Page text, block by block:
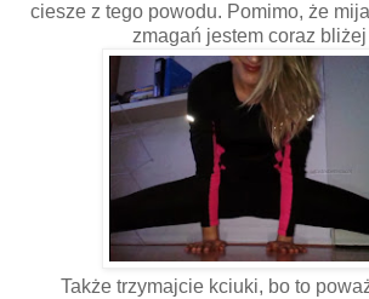
ciesze z tego powodu. Pomimo, że
zmagań jestem coraz
Także trzymajcie kciuki, bo to